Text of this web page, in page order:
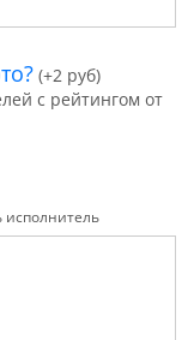
(+2 руб)
с рейтингом от
исполнитель